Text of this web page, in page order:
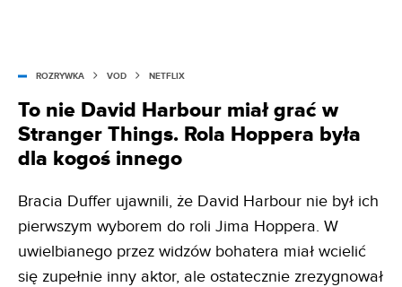
ROZRYWKA VOD NETFLIX
To nie David Harbour miał grać w
Stranger Things. Rola Hoppera była
dla kogoś innego
Bracia Duffer ujawnili, że David Harbour nie był ich
pierwszym wyborem do roli Jima Hoppera. W
uwielbianego przez widzów bohatera miał wcielić
się zupełnie inny aktor, ale ostatecznie zrezygnował